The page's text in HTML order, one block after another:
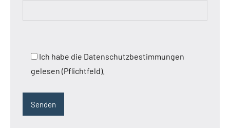
Ich habe die Datenschutzbestimmungen
gelesen (Pflichtfeld).